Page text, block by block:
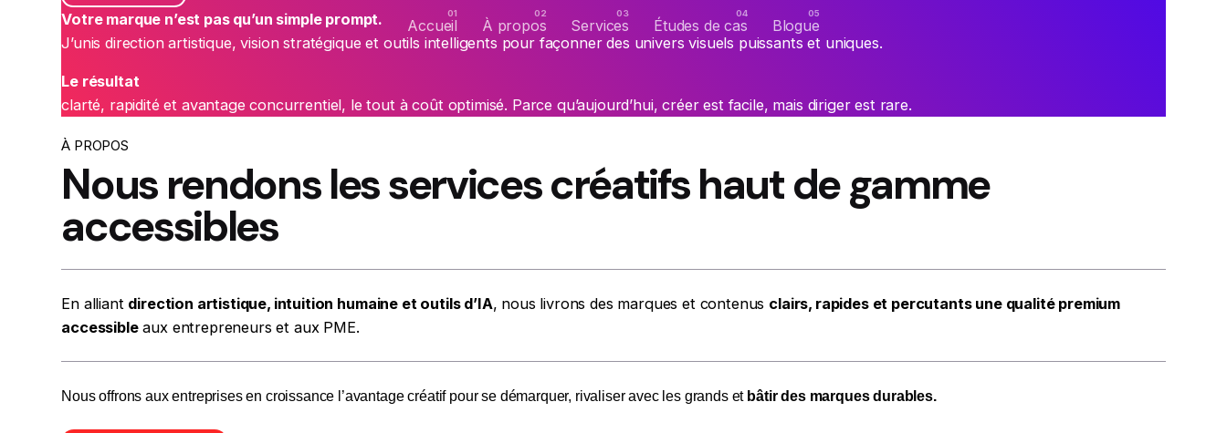
Accueil À propos Services Études de cas Blogue
Votre marque n’est pas qu’un simple prompt.
J’unis direction artistique, vision stratégique et outils intelligents pour façonner des univers visuels puissants et uniques.
Le résultat
clarté, rapidité et avantage concurrentiel, le tout à coût optimisé. Parce qu’aujourd’hui, créer est facile, mais diriger est rare.
À PROPOS
Nous rendons les services créatifs haut de gamme
accessibles
En alliant direction artistique, intuition humaine et outils d’IA, nous livrons des marques et contenus clairs, rapides et percutants une qualité premium
accessibleaux entrepreneurs et aux PME.
Nous offrons aux entreprises en croissance l’avantage créatif pour se démarquer, rivaliser avec les grands etbâtir des marques durables.